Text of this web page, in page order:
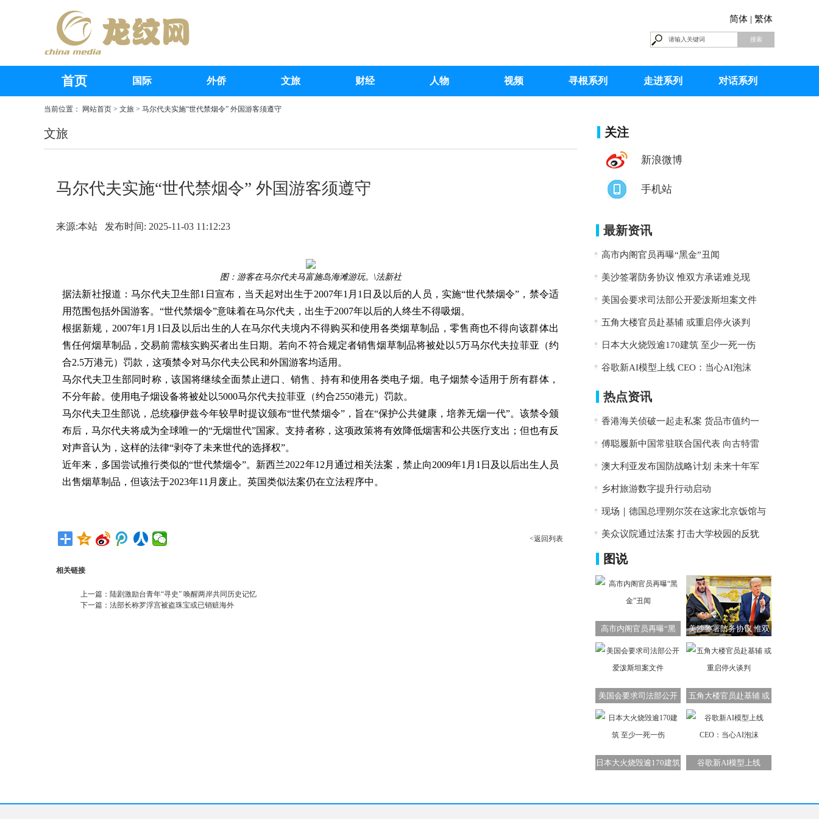
简体 | 繁体
首页 国际 外侨 文旅 财经 人物 视频 寻根系列 走进系列 对话系列
当前位置： 网站首页 > 文旅 > 马尔代夫实施“世代禁烟令” 外国游客须遵守
文旅
马尔代夫实施“世代禁烟令” 外国游客须遵守
来源:本站 发布时间: 2025-11-03 11:12:23
图：游客在马尔代夫马富施岛海滩游玩。\法新社
据法新社报道：马尔代夫卫生部1日宣布，当天起对出生于2007年1月1日及以后的人员，实施“世代禁烟令”，禁令适
用范围包括外国游客。“世代禁烟令”意味着在马尔代夫，出生于2007年以后的人终生不得吸烟。
根据新规，2007年1月1日及以后出生的人在马尔代夫境内不得购买和使用各类烟草制品，零售商也不得向该群体出
售任何烟草制品，交易前需核实购买者出生日期。若向不符合规定者销售烟草制品将被处以5万马尔代夫拉菲亚（约
合2.5万港元）罚款，这项禁令对马尔代夫公民和外国游客均适用。
马尔代夫卫生部同时称，该国将继续全面禁止进口、销售、持有和使用各类电子烟。电子烟禁令适用于所有群体，
不分年龄。使用电子烟设备将被处以5000马尔代夫拉菲亚（约合2550港元）罚款。
马尔代夫卫生部说，总统穆伊兹今年较早时提议颁布“世代禁烟令”，旨在“保护公共健康，培养无烟一代”。该禁令颁
布后，马尔代夫将成为全球唯一的“无烟世代”国家。支持者称，这项政策将有效降低烟害和公共医疗支出；但也有反
对声音认为，这样的法律“剥夺了未来世代的选择权”。
近年来，多国尝试推行类似的“世代禁烟令”。新西兰2022年12月通过相关法案，禁止向2009年1月1日及以后出生人员
出售烟草制品，但该法于2023年11月废止。英国类似法案仍在立法程序中。
<返回列表
相关链接
上一篇： 陆剧激励台青年“寻史” 唤醒两岸共同历史记忆
下一篇： 法部长称罗浮宫被盗珠宝或已销赃海外
关注
新浪微博
手机站
最新资讯
高市内阁官员再曝“黑金”丑闻
美沙签署防务协议 惟双方承诺难兑现
美国会要求司法部公开爱泼斯坦案文件
五角大楼官员赴基辅 或重启停火谈判
日本大火烧毁逾170建筑 至少一死一伤
谷歌新AI模型上线 CEO：当心AI泡沫
热点资讯
香港海关侦破一起走私案 货品市值约一
傅聪履新中国常驻联合国代表 向古特雷
澳大利亚发布国防战略计划 未来十年军
乡村旅游数字提升行动启动
现场｜德国总理朔尔茨在这家北京饭馆与
美众议院通过法案 打击大学校园的反犹
图说
高市内阁官员再曝“黑
美沙签署防务协议 惟双
美国会要求司法部公开
五角大楼官员赴基辅 或
日本大火烧毁逾170建筑
谷歌新AI模型上线